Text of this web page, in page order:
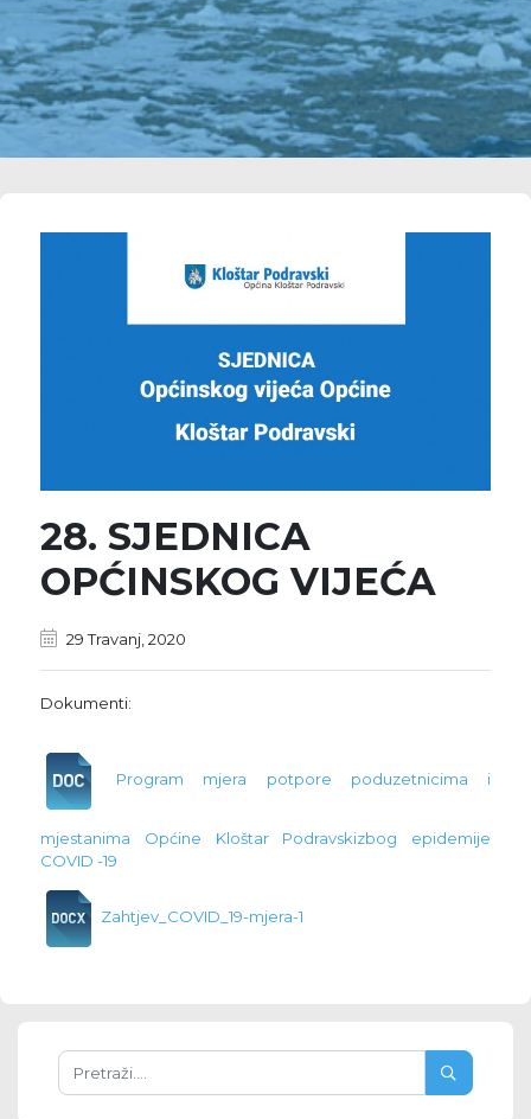
28. SJEDNICA
OPĆINSKOG VIJEĆA
29 Travanj, 2020
Dokumenti:
Program mjera potpore poduzetnicima i
mjestanima Općine Kloštar Podravskizbog epidemije
COVID -19
Zahtjev_COVID_19-mjera-1